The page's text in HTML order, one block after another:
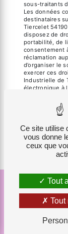
sous-traitants
Les données
destinataires
Tiercelet 54190
disposez de
portabilité, de
consentement
réclamation
d’organiser le
exercer ces
Industrielle de
électronique à
d'identité
données
la durée de
gestion des
sur la liste
disponible à
cnil.fr pour
Ce site utilise
vous donne
ceux que
Tout
Tout